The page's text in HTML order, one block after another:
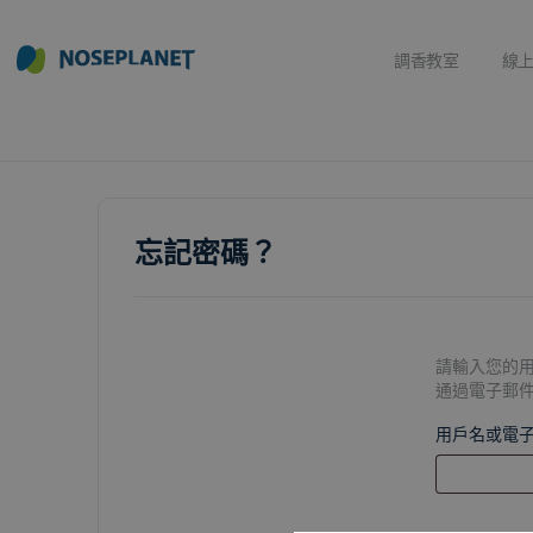
調香教室 線
忘記密碼？
請輸入您的
通過電子郵
用戶名或電